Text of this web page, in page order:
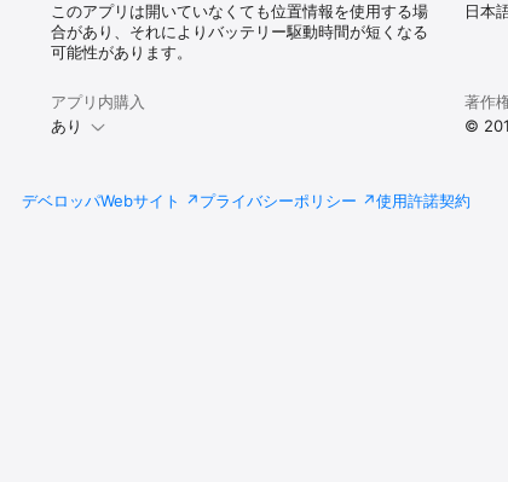
このアプリは開いていなくても位置情報を使用する場
合があり、それによりバッテリー駆動時間が短くなる
可能性があります。
日本
アプリ内購入
あり
著作
©
デベロッパWebサイト プライバシーポリシー 使用許諾契約